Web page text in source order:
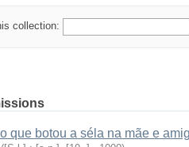
collection:
que botou a séla na mãe e